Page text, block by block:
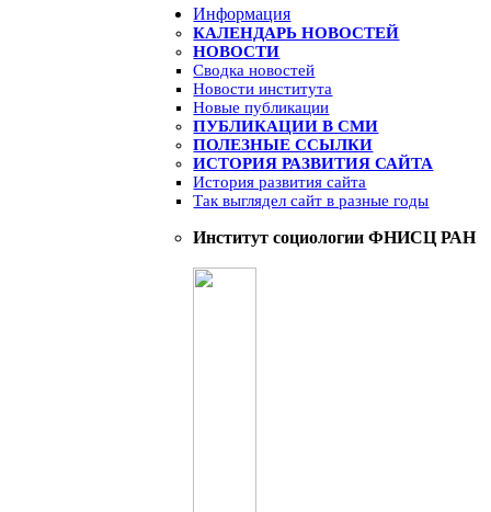
Информация
КАЛЕНДАРЬ НОВОСТЕЙ
НОВОСТИ
Сводка новостей
Новости института
Новые публикации
ПУБЛИКАЦИИ В СМИ
ПОЛЕЗНЫЕ ССЫЛКИ
ИСТОРИЯ РАЗВИТИЯ САЙТА
История развития сайта
Так выглядел сайт в разные годы
Институт социологии ФНИСЦ РАН